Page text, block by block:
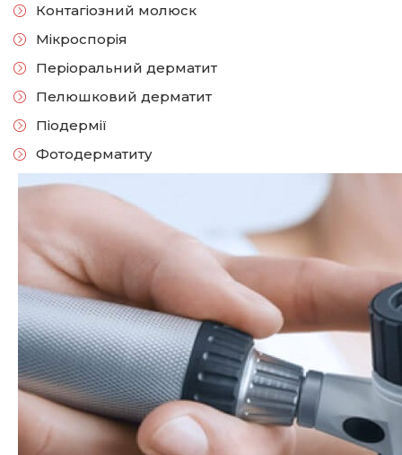
Контагіозний молюск
Мікроспорія
Періоральний дерматит
Пелюшковий дерматит
Піодермії
Фотодерматиту